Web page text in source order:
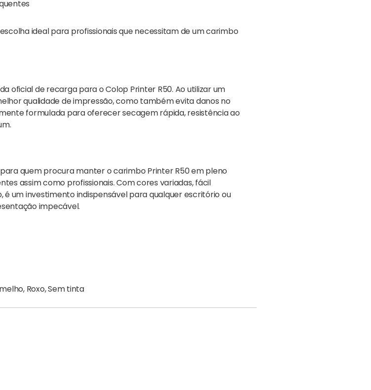
ideal para profissionais que necessitam de um carimbo
oficial de recarga para o Colop Printer R50. Ao utilizar um
qualidade de impressão, como também evita danos no
formulada para oferecer secagem rápida, resistência ao
quem procura manter o carimbo Printer R50 em pleno
assim como profissionais. Com cores variadas, fácil
é um investimento indispensável para qualquer escritório ou
impecável.
Roxo, Sem tinta